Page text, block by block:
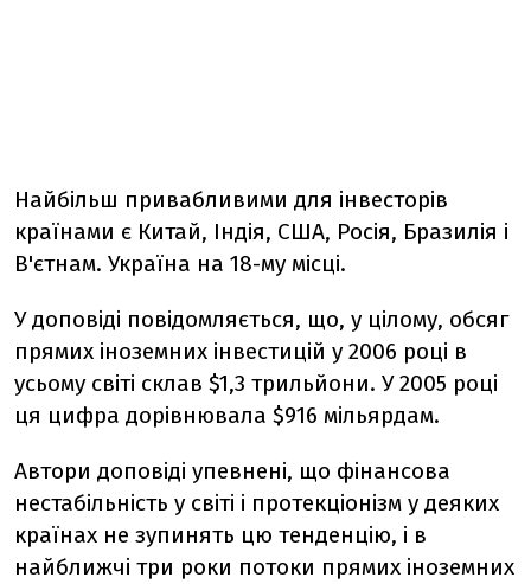
Найбільш привабливими для інвесторів
країнами є Китай, Індія, США, Росія, Бразилія і
В'єтнам. Україна на 18-му місці.
У доповіді повідомляється, що, у цілому, обсяг
прямих іноземних інвестицій у 2006 році в
усьому світі склав $1,3 трильйони. У 2005 році
ця цифра дорівнювала $916 мільярдам.
Автори доповіді упевнені, що фінансова
нестабільність у світі і протекціонізм у деяких
країнах не зупинять цю тенденцію, і в
найближчі три роки потоки прямих іноземних